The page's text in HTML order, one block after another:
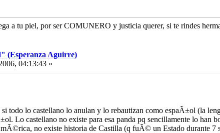
a tu piel, por ser COMUNERO y justicia querer, si te rindes
(Esperanza Aguirre)
04:13:43 »
todo lo castellano lo anulan y lo rebautizan como espaÃ±ol (la
Lo castellano no existe para esa panda pq sencillamente lo han
no existe historia de Castilla (q fuÃ© un Estado durante 7